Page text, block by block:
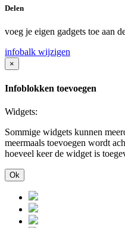
Delen
voeg je eigen gadgets toe aan
infobalk wijzigen
×
Infoblokken toevoegen
Widgets:
Sommige widgets kunnen
meermaals toevoegen wordt
hoeveel keer de widget is
Ok